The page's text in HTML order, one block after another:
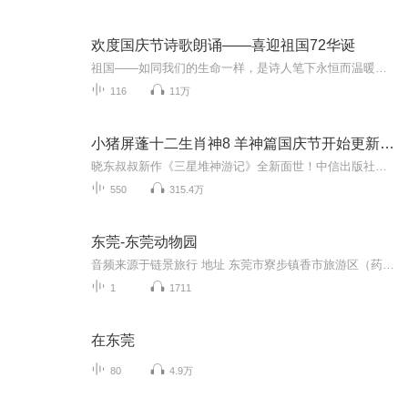
欢度国庆节诗歌朗诵——喜迎祖国72华诞
116 11万
小猪屏蓬十二生肖神8 羊神篇国庆节开始更新啦！
550 315.4万
东莞-东莞动物园
1 1711
在东莞
80 4.9万